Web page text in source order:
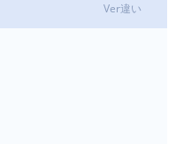
Ver違い